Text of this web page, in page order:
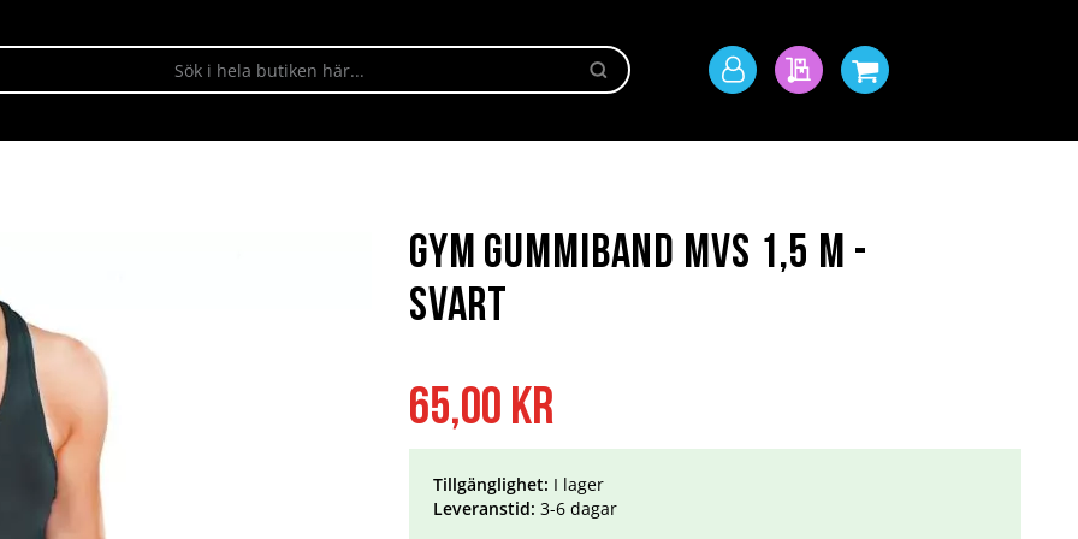
Sök
Mitt
Min offertMin kundvagn
65,00 kr
Tillgänglighet: I lager
Leveranstid: 3-6 dagar
Gym Gummiband MVS 1,5 m -
Svart